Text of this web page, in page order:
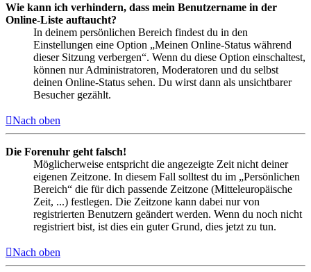
Wie kann ich verhindern, dass mein Benutzername in der
Online-Liste auftaucht?
In deinem persönlichen Bereich findest du in den
Einstellungen eine Option „Meinen Online-Status während
dieser Sitzung verbergen“. Wenn du diese Option einschaltest,
können nur Administratoren, Moderatoren und du selbst
deinen Online-Status sehen. Du wirst dann als unsichtbarer
Besucher gezählt.
Nach oben
Die Forenuhr geht falsch!
Möglicherweise entspricht die angezeigte Zeit nicht deiner
eigenen Zeitzone. In diesem Fall solltest du im „Persönlichen
Bereich“ die für dich passende Zeitzone (Mitteleuropäische
Zeit, ...) festlegen. Die Zeitzone kann dabei nur von
registrierten Benutzern geändert werden. Wenn du noch nicht
registriert bist, ist dies ein guter Grund, dies jetzt zu tun.
Nach oben